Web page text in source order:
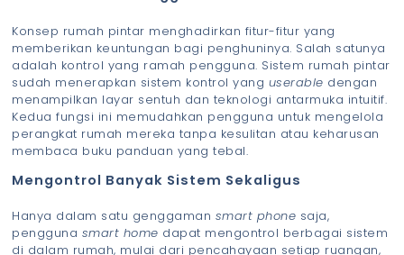
Konsep rumah pintar menghadirkan fitur-fitur yang
memberikan keuntungan bagi penghuninya. Salah satunya
adalah kontrol yang ramah pengguna. Sistem rumah pintar
sudah menerapkan sistem kontrol yang userable dengan
menampilkan layar sentuh dan teknologi antarmuka intuitif.
Kedua fungsi ini memudahkan pengguna untuk mengelola
perangkat rumah mereka tanpa kesulitan atau keharusan
membaca buku panduan yang tebal.
Mengontrol Banyak Sistem Sekaligus
Hanya dalam satu genggaman smart phone saja,
pengguna smart home dapat mengontrol berbagai sistem
di dalam rumah, mulai dari pencahayaan setiap ruangan,